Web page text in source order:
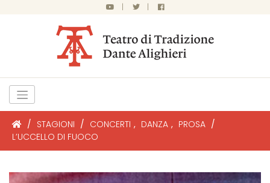
| |
/ STAGIONI / CONCERTI , DANZA , PROSA /
L’UCCELLO DI FUOCO